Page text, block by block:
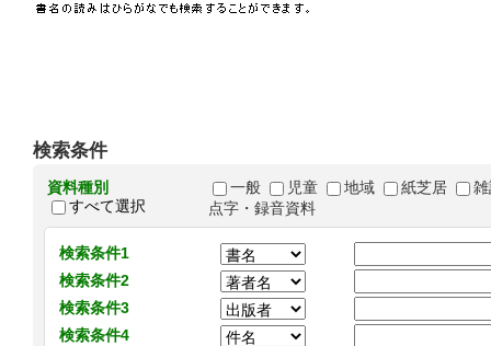
検索条件
資料種別
すべて選択
一般 児童 地域 紙芝居
点字・録音資料
検索条件1
検索条件2
検索条件3
検索条件4